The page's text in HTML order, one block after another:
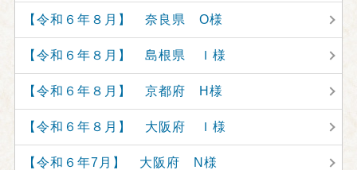
【令和６年８月】 奈良県 O様
【令和６年８月】 島根県 Ｉ様
【令和６年８月】 京都府 H様
【令和６年８月】 大阪府 Ｉ様
【令和６年7月】 大阪府 N様